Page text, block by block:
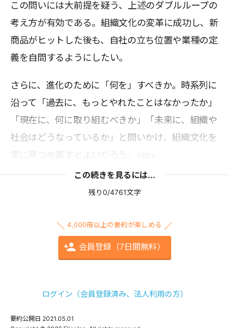
この問いには大前提を疑う、上述のダブルループの
考え方が有効である。組織文化の変革に成功し、新
商品がヒットした後も、自社の立ち位置や業種の定
義を自問するようにしたい。
さらに、進化のために「何を」すべきか。時系列に
沿って「過去に、もっとやれたことはなかったか」
「現在に、何に取り組むべきか」「未来に、組織や
社会はどうなっているか」と問いかけ、組織文化を
常に見つめ直すとよいだろう。</p>
この続きを見るには...
残り0/4761文字
4,000冊以上の要約が楽しめる
会員登録（7日間無料）
ログイン（会員登録済み、法人利用の方）
要約公開日 2021.05.01